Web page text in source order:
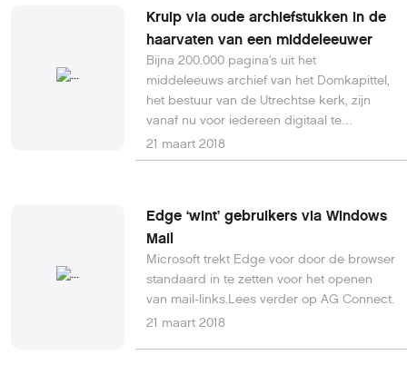
mankracht voor.
Kruip via oude archiefstukken in de
haarvaten van een middeleeuwer
Bijna 200.000 pagina's uit het
middeleeuws archief van het Domkapittel,
het bestuur van de Utrechtse kerk, zijn
vanaf nu voor iedereen digitaal te
raadplegen via Het Utrechts Archief.Lees
hier verder.
21 maart 2018
Edge ‘wint’ gebruikers via Windows
Mail
Microsoft trekt Edge voor door de browser
standaard in te zetten voor het openen
van mail-links.Lees verder op AG Connect.
21 maart 2018